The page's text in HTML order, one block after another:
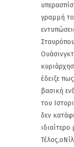
γραμμή
έδειξε
βασική
του
δεν